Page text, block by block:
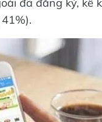
đã đăng ký, kê